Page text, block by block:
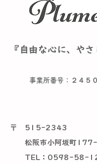
『自由な心に、やさ
事業所番号：２４５
〒
515-2343
松阪市小阿坂町177-
TEL：0598-58-